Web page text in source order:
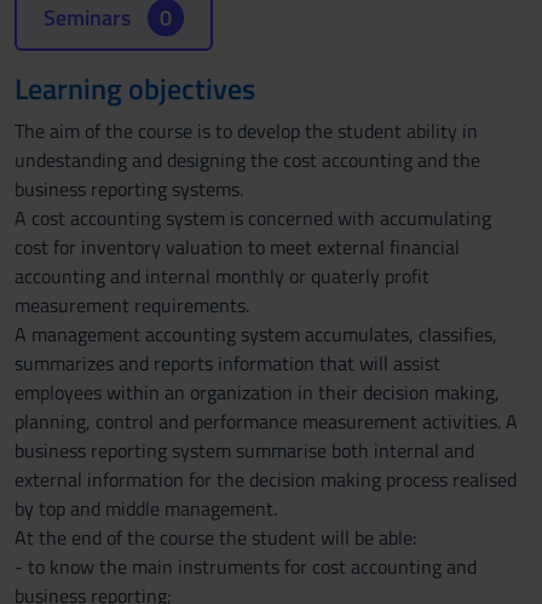
Seminars 0
Learning objectives
The aim of the course is to develop the student ability in
undestanding and designing the cost accounting and the
business reporting systems.
A cost accounting system is concerned with accumulating
cost for inventory valuation to meet external financial
accounting and internal monthly or quaterly profit
measurement requirements.
A management accounting system accumulates, classifies,
summarizes and reports information that will assist
employees within an organization in their decision making,
planning, control and performance measurement activities. A
business reporting system summarise both internal and
external information for the decision making process realised
by top and middle management.
At the end of the course the student will be able:
- to know the main instruments for cost accounting and
business reporting;